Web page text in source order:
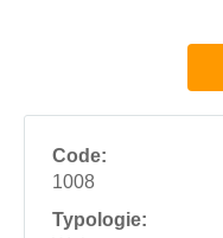
Code:
1008
Typologie: